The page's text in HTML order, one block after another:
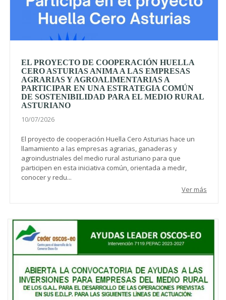
EL PROYECTO DE COOPERACIÓN HUELLA
CERO ASTURIAS ANIMA A LAS EMPRESAS
AGRARIAS Y AGROALIMENTARIAS A
PARTICIPAR EN UNA ESTRATEGIA COMÚN
DE SOSTENIBILIDAD PARA EL MEDIO RURAL
ASTURIANO
10/07/2026
El proyecto de cooperación Huella Cero Asturias hace un
llamamiento a las empresas agrarias, ganaderas y
agroindustriales del medio rural asturiano para que
participen en esta iniciativa común, orientada a medir,
conocer y redu...
Ver más